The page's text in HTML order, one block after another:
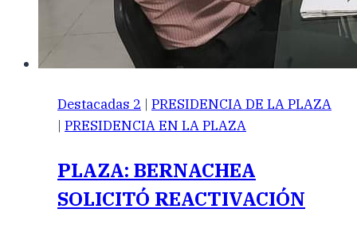
Destacadas 2 | PRESIDENCIA DE LA PLAZA
| PRESIDENCIA EN LA PLAZA
PLAZA: BERNACHEA
SOLICITÓ REACTIVACIÓN